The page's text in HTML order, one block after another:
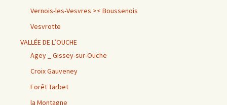
Vernois-les-Vesvres >< Boussenois
Vesvrotte
VALLÉE DE L’OUCHE
Agey _ Gissey-sur-Ouche
Croix Gauveney
Forêt Tarbet
la Montagne